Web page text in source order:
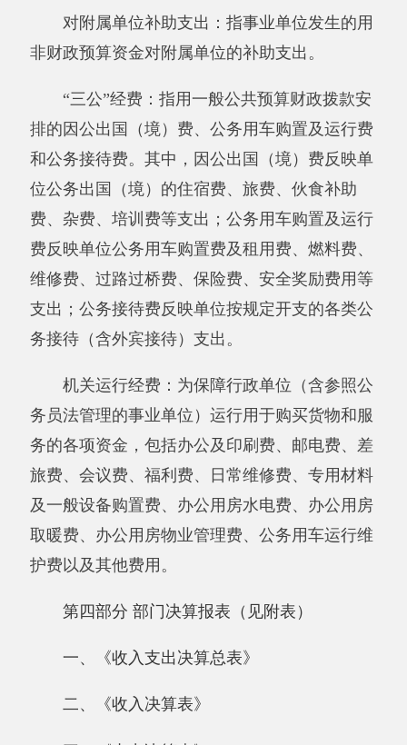
附件： 新疆阿克陶县布伦口乡“双语”幼儿
分享:
打印本页 关闭窗口
码：6530220001
承办：阿克陶县政务服务和数字发展中心 邮
编：845550
中国互联网举报中心
新公网安备65302202000102号
新ICP备
12003422号
关于我们